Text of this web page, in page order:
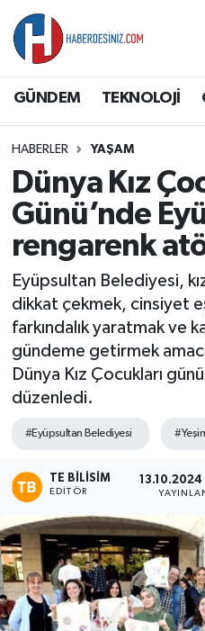
GÜNDEM TEKNOLOJİ
HABERLER YAŞAM
Dünya Kız
Günü’nde
rengarenk
Eyüpsultan Belediyesi,
dikkat çekmek, cinsiyet
farkındalık yaratmak ve
gündeme getirmek
Dünya Kız Çocukları
düzenledi.
#Eyüpsultan Belediyesi
TE BILISIM
EDITÖR
EKONOMİ
GÜNDEM
ÖZEL HABER
SAĞLIK
SİYASET
SPOR
TEKNOLOJİ
YAŞAM
Namaz Vakitleri
Trafik Durumu
Süper Lig Puan
Tüm Manşetler
Son Dakika Haberleri
Haber Arşivi